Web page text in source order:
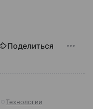
Поделиться
Технологии